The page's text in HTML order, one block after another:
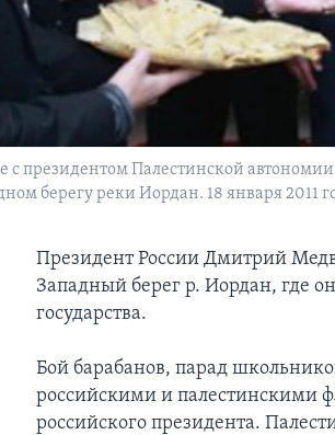
с президентом Палестинской
берегу реки Иордан. 18 января 2011
Президент России Дмитрий
Западный берег р. Иордан, где
государства.
Бой барабанов, парад
российскими и палестинскими
российского президента.